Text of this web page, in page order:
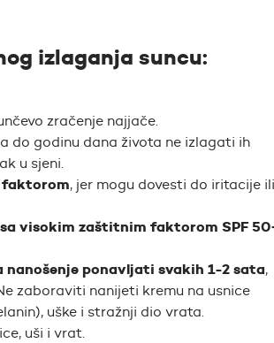
izlaganja suncu:
zračenje najjače.
do godinu dana života ne izlagati ih
u sjeni.
faktorom, jer mogu dovesti do iritacije ili
visokim zaštitnim faktorom SPF
ponavljati svakih 1-2 sata,
zaboraviti nanijeti kremu na usnice
uške i stražnji dio vrata.
uši i vrat.